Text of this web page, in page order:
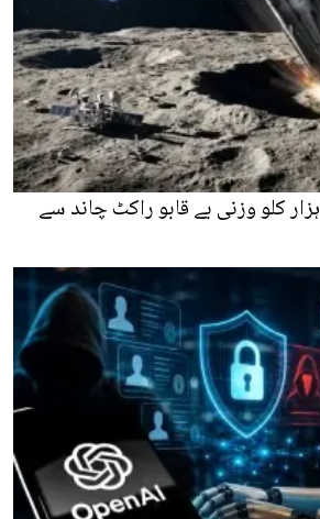
'اسپیس ایکس' کا 4 ہزار کلو وزنی بے قابو راکٹ چاند سے